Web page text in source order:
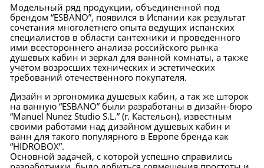
Модельный ряд продукции, объединённой под
брендом “ESBANO”, появился в Испании как результат
сочетания многолетнего опыта ведущих испанских
специалистов в области сантехники и проведённого
ими всестороннего анализа российского рынка
душевых кабин и зеркал для ванной комнаты, а также
учётом возросших технических и эстетических
требований отечественного покупателя.
Дизайн и эргономика душевых кабин, а так же шторок
на ванную “ESBANO” были разработаны в дизайн-бюро
“Manuel Nunez Studio S.L.” (г. Кастельон), известным
своими работами над дизайном душевых кабин и
ванн для такого популярного в Европе бренда как
“HIDROBOX”.
Основной задачей, с которой успешно справились